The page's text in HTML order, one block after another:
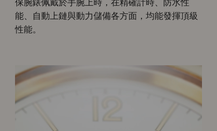
能、自動上鏈與動力儲備各方面，均能發揮頂級
性能。